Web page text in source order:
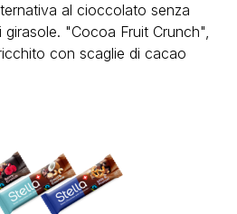
al cioccolato senza
"Cocoa Fruit Crunch",
con scaglie di cacao